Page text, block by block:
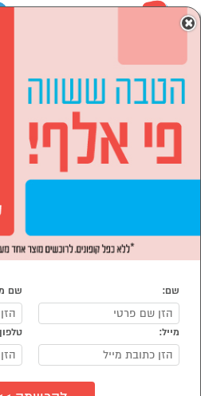
הסתר רשימת
מזגנים מאווררים ומוצרי
חימום (17)
מוצרי חשמל Tornado טורנדו
נמצאו 17 מוצרי מוצרי חשמל של מוצרי Tornado טורנדו
×
שם: שם
מייל: